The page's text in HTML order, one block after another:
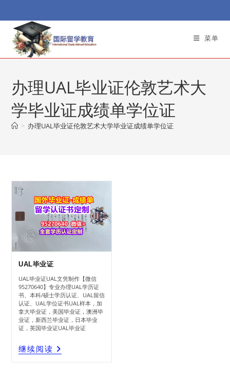
to
content
菜单
办理UAL毕业证伦敦艺术大
学毕业证成绩单学位证
> 办理UAL毕业证伦敦艺术大学毕业证成绩单学位证
UAL毕业证
UAL毕业证UAL文凭制作【微信
95270640】专业办理UAL学历证
书、本科/硕士学历认证、UAL留信
认证、UAL学位证书UAL样本，加
拿大毕业证，美国毕业证，澳洲毕
业证，新西兰毕业证，日本毕业
证，英国毕业证UAL毕业证
继续阅读 UAL
毕
业